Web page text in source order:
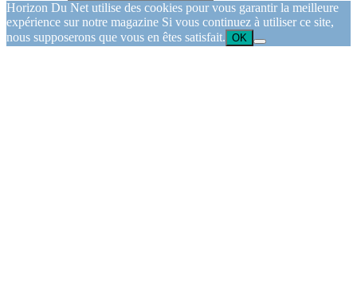
Horizon Du Net utilise des cookies pour vous garantir la meilleure
expérience sur notre magazine Si vous continuez à utiliser ce site,
nous supposerons que vous en êtes satisfait. OK